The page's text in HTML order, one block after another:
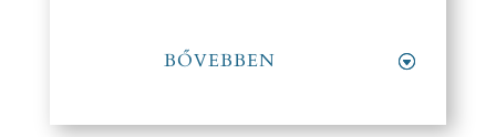
BŐVEBBEN